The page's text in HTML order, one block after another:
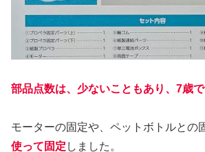
部品点数は、少ないこともあり、7歳で
モーターの固定や、ペットボトルとの
使って固定 しました。